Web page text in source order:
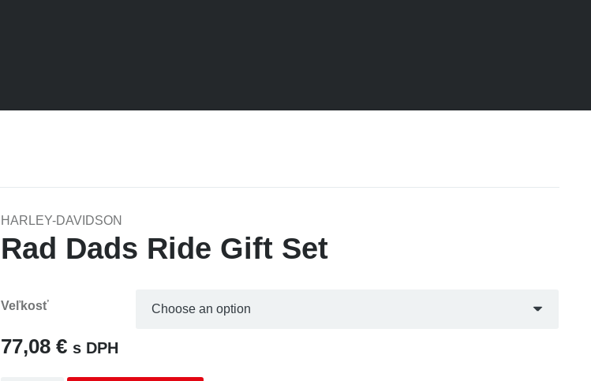
HARLEY-DAVIDSON
Rad Dads Ride Gift Set
Veľkosť
77,08€ s DPH